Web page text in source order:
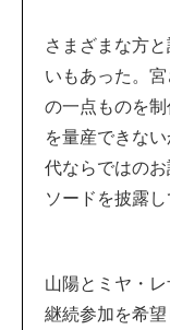
さまざまな方
いもあった。
の一点ものを
を量産できな
代ならではの
ソードを披露し
山陽とミヤ・
継続参加を希望